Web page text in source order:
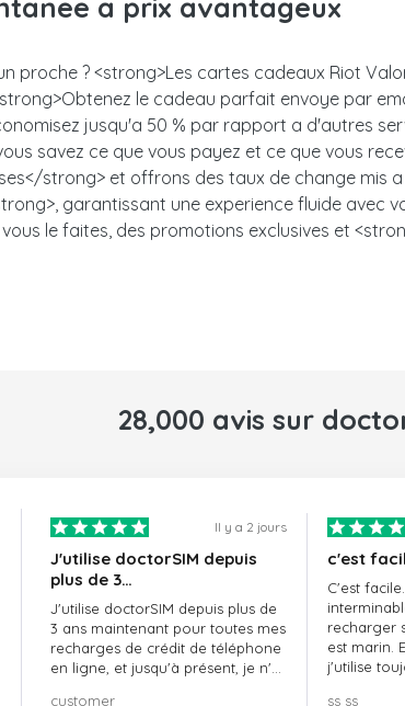
a prix avantageux
proche ? <strong>Les cartes cadeaux Riot
le cadeau parfait envoye par
jusqu'a 50 % par rapport a d'autres
savez ce que vous payez et ce que vous
strong> et offrons des taux de change mis
garantissant une experience fluide avec
le faites, des promotions exclusives et
28,000 avis sur
Il y a 2 jours
J'utilise doctorSIM depuis
plus de 3…
J'utilise doctorSIM depuis plus de
3 ans maintenant pour toutes mes
recharges de crédit de téléphone
en ligne, et jusqu'à présent, je n'ai
customer
c'est
C'est
recharger
est marin.
j'utilise
ss ss